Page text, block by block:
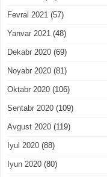
Fevral 2021 (57)
Yanvar 2021 (48)
Dekabr 2020 (69)
Noyabr 2020 (81)
Oktabr 2020 (106)
Sentabr 2020 (109)
Avgust 2020 (119)
Iyul 2020 (88)
Iyun 2020 (80)